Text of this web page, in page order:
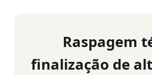
Raspagem
finalização de